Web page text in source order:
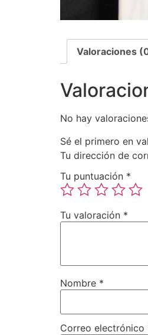
Valoraciones
No hay
Sé el primero en
Tu dirección de
Tu puntuación *
Tu valoración *
Nombre *
Correo electrónico